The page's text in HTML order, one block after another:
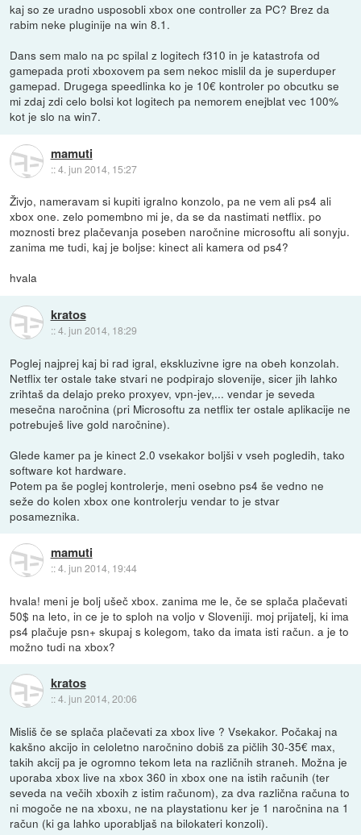
kaj so ze uradno usposobli xbox one controller za PC? Brez da
rabim neke pluginije na win 8.1.
Dans sem malo na pc spilal z logitech f310 in je katastrofa od
gamepada proti xboxovem pa sem nekoc mislil da je superduper
gamepad. Drugega speedlinka ko je 10€ kontroler po obcutku se
mi zdaj zdi celo bolsi kot logitech pa nemorem enejblat vec 100%
kot je slo na win7.
mamuti
::4. jun 2014, 15:27
Živjo, nameravam si kupiti igralno konzolo, pa ne vem ali ps4 ali
xbox one. zelo pomembno mi je, da se da nastimati netflix. po
moznosti brez plačevanja poseben naročnine microsoftu ali sonyju.
zanima me tudi, kaj je boljse: kinect ali kamera od ps4?
hvala
kratos
::4. jun 2014, 18:29
Poglej najprej kaj bi rad igral, ekskluzivne igre na obeh konzolah.
Netflix ter ostale take stvari ne podpirajo slovenije, sicer jih lahko
zrihtaš da delajo preko proxyev, vpn-jev,... vendar je seveda
mesečna naročnina (pri Microsoftu za netflix ter ostale aplikacije ne
potrebuješ live gold naročnine).
Glede kamer pa je kinect 2.0 vsekakor boljši v vseh pogledih, tako
software kot hardware.
Potem pa še poglej kontrolerje, meni osebno ps4 še vedno ne
seže do kolen xbox one kontrolerju vendar to je stvar
posameznika.
mamuti
::4. jun 2014, 19:44
hvala! meni je bolj ušeč xbox. zanima me le, če se splača plačevati
50$ na leto, in ce je to sploh na voljo v Sloveniji. moj prijatelj, ki ima
ps4 plačuje psn+ skupaj s kolegom, tako da imata isti račun. a je to
možno tudi na xbox?
kratos
::4. jun 2014, 20:06
Misliš če se splača plačevati za xbox live ? Vsekakor. Počakaj na
kakšno akcijo in celoletno naročnino dobiš za pičlih 30-35€ max,
takih akcij pa je ogromno tekom leta na različnih straneh. Možna je
uporaba xbox live na xbox 360 in xbox one na istih računih (ter
seveda na večih xboxih z istim računom), za dva različna računa to
ni mogoče ne na xboxu, ne na playstationu ker je 1 naročnina na 1
račun (ki ga lahko uporabljaš na bilokateri konzoli).